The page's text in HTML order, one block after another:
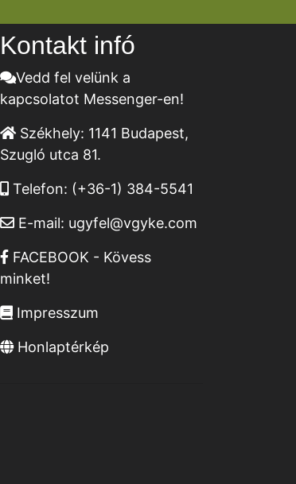
Kontakt infó
Vedd fel velünk a
kapcsolatot Messenger-en!
Székhely: 1141 Budapest,
Szugló utca 81.
Telefon: (+36-1) 384-5541
E-mail: ugyfel@vgyke.com
FACEBOOK - Kövess
minket!
Impresszum
Honlaptérkép